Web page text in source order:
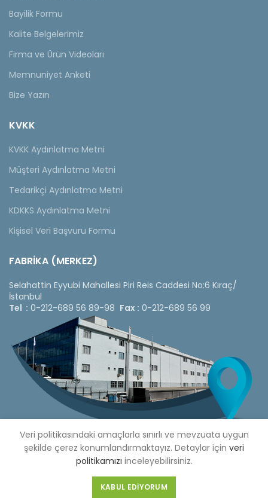
Bayilik Formu
Kalite Belgelerimiz
Firma ve Ürün Videoları
Memnuniyet Anketi
Bize Yazın
KVKK
KVKK Aydınlatma Metni
Müşteri Aydınlatma Metni
Tedarikçi Aydınlatma Metni
KDKKS Aydınlatma Metni
Kişisel Veri Başvuru Formu
FABRİKA (MERKEZ)
Selahattin Eyyubi Mahallesi Piri Reis Caddesi No:6 Kıraç/
İstanbul
Tel : 0-212-689 56 89-98 Fax : 0-212-689 56 99
Copyright © 2020 Çetinkaya Pano |Çetinkaya Pano Fiyat
Listesi
Veri politikasındaki amaçlarla sınırlı ve mevzuata uygun
şekilde çerez konumlandırmaktayız. Detaylar için veri
politikamızı inceleyebilirsiniz.
KABUL EDIYORUM